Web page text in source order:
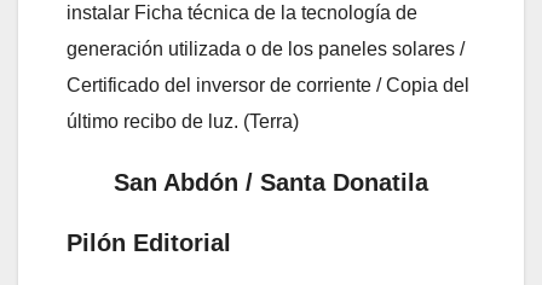
instalar Ficha técnica de la tecnología de
generación utilizada o de los paneles solares /
Certificado del inversor de corriente / Copia del
último recibo de luz. (Terra)
San Abdón / Santa Donatila
Pilón Editorial